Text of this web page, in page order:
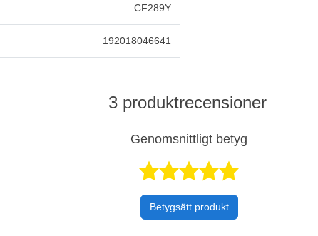
CF289Y
192018046641
3 produktrecensioner
Genomsnittligt betyg
Betygsätt produkt